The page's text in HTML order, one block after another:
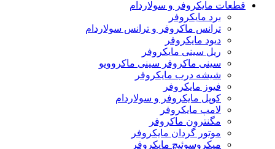
قطعات مایکروفر و سولاردام
برد مایکروفر
ترانس ماکروفر و ترانس سولاردام
دیود مایکروفر
ریل سینی مایکروفر
سینی ماکروفر سینی ماکروویو
شیشه درب مایکروفر
فیوز مایکروفر
کوپل مایکروفر و سولاردام
لامپ مایکروفر
مگنترون ماکروفر
موتور گردان مایکروفر
میکروسوئیچ مایکروفر